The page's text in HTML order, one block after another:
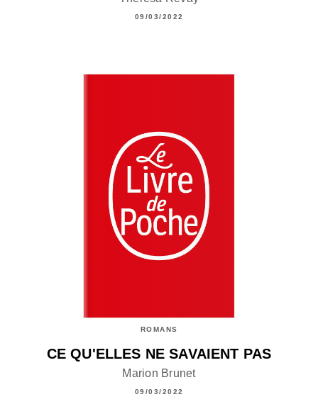
09/03/2022
ROMANS
CE QU'ELLES NE SAVAIENT PAS
Marion Brunet
09/03/2022